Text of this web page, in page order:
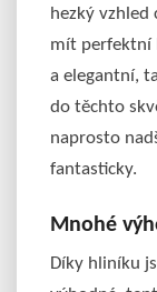
hezký vzhled
mít perfektní
a elegantní,
do těchto
naprosto
fantasticky.
Mnohé
Díky hliníku